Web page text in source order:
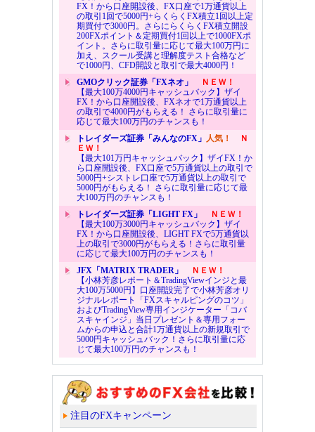
FX！から口座開設後、FX口座で1万通貨以上
の取引1回で5000円+らくらくFX積立1回以上定
期買付で3000円。さらにらくらくFX積立開設
200FXポイント＆定期買付1回以上で1000FXポ
イント。さらに取引量に応じて最大100万円に
加え、スクール受講と理解度テスト合格など
で1000円、CFD開設と取引で最大4000円！
GMOクリック証券「FXネオ」
ＮＥＷ！
【最大100万4000円キャッシュバック】ザイ
FX！から口座開設後、FXネオで1万通貨以上
の取引で4000円がもらえる！ さらに取引量に
応じて最大100万円のチャンスも！
トレイダーズ証券「みんなのFX」 人気！
Ｎ
ＥＷ！
【最大101万円キャッシュバック】ザイFX！か
ら口座開設後、FX口座で5万通貨以上の取引で
5000円+シストレ口座で5万通貨以上の取引で
5000円がもらえる！ さらに取引量に応じて最
大100万円のチャンスも！
トレイダーズ証券「LIGHT FX」
ＮＥＷ！
【最大100万3000円キャッシュバック】ザイ
FX！から口座開設後、LIGHT FXで5万通貨以
上の取引で3000円がもらえる！さらに取引量
に応じて最大100万円のチャンスも！
JFX「MATRIX TRADER」
ＮＥＷ！
【小林芳彦レポート＆TradingViewインジと最
大100万5000円】口座開設完了で小林芳彦オリ
ジナルレポート「FXスキャルピングのコツ」
およびTradingView専用インジケーター「コバ
スキャインジ」当日プレゼント＆専用フォー
ムからの申込と合計1万通貨以上の新規取引で
5000円キャッシュバック！さらに取引量に応
じて最大100万円のチャンスも！
注目のFXキャンペーン